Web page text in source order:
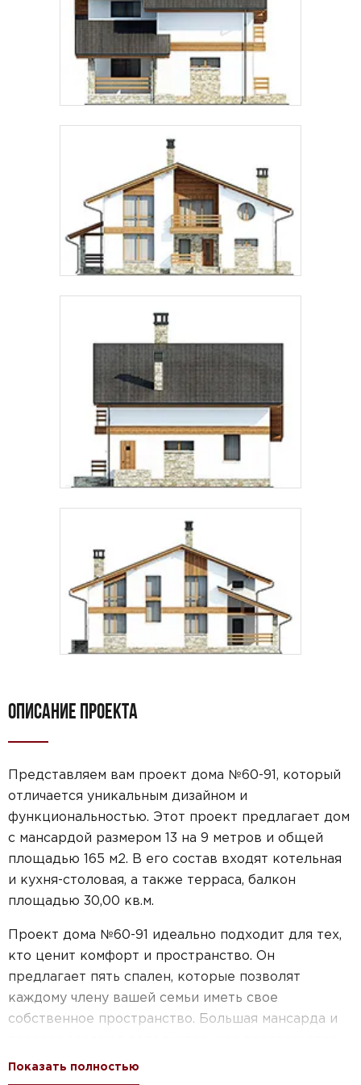
ОПИСАНИЕ ПРОЕКТА
Представляем вам проект дома №60-91, который
отличается уникальным дизайном и
функциональностью. Этот проект предлагает дом
с мансардой размером 13 на 9 метров и общей
площадью 165 м2. В его состав входят котельная
и кухня-столовая, а также терраса, балкон
площадью 30,00 кв.м.
Проект дома №60-91 идеально подходит для тех,
кто ценит комфорт и пространство. Он
предлагает пять спален, которые позволят
каждому члену вашей семьи иметь свое
собственное пространство. Большая мансарда и
для отдыха и развлечений.
Показать полностью
Предпочтительный способ связи:
Звонок
MAX
согласие на обработку персональных данных
подтверждаю, что ознакомлен(а) сполитикой
обработки персональных данных
Рассчитать стоимость